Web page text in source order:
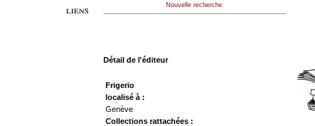
liens
Nouvelle recherche
Détail de l'éditeur
Frigerio
localisé à :
Genève
Collections rattachées :